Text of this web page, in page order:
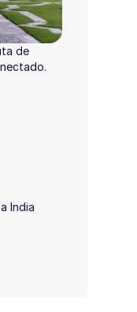
de
India